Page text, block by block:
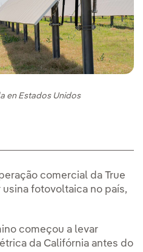
en Estados Unidos
comercial da True
usina fotovoltaica no país,
começou a levar
da Califórnia antes do